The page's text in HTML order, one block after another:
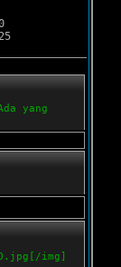
yang
img]